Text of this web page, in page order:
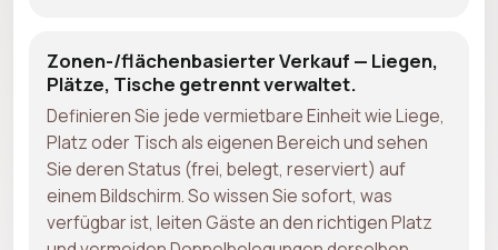
Zonen-/flächenbasierter Verkauf — Liegen,
Plätze, Tische getrennt verwaltet.
Definieren Sie jede vermietbare Einheit wie Liege,
Platz oder Tisch als eigenen Bereich und sehen
Sie deren Status (frei, belegt, reserviert) auf
einem Bildschirm. So wissen Sie sofort, was
verfügbar ist, leiten Gäste an den richtigen Platz